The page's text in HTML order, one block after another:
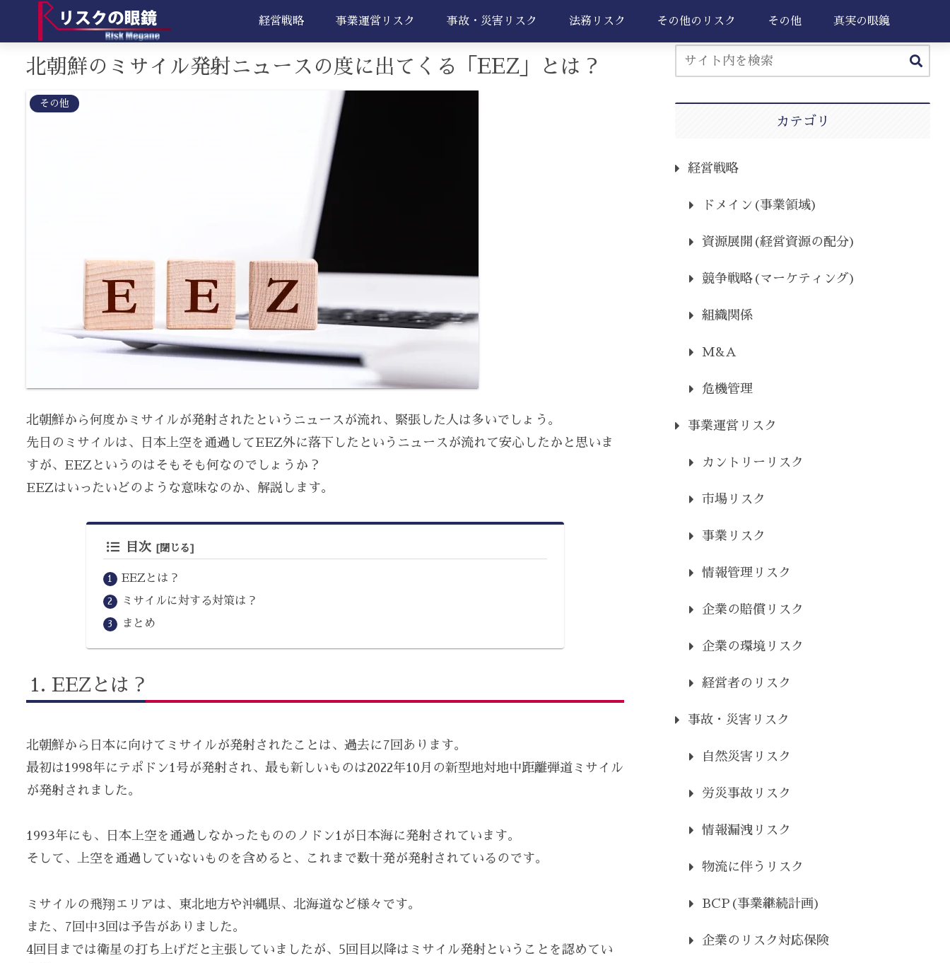
経営戦略 事業運営リスク 事故・災害リスク 法務リスク その他のリスク その他 真実の眼鏡
北朝鮮のミサイル発射ニュースの度に出てくる「EEZ」とは？
その他
北朝鮮から何度かミサイルが発射されたというニュースが流れ、緊張した人は多いでしょう。
先日のミサイルは、日本上空を通過してEEZ外に落下したというニュースが流れて安心したかと思いま
すが、EEZというのはそもそも何なのでしょうか？
EEZはいったいどのような意味なのか、解説します。
目次
EEZとは？
ミサイルに対する対策は？
まとめ
EEZとは？
北朝鮮から日本に向けてミサイルが発射されたことは、過去に7回あります。
最初は1998年にテポドン1号が発射され、最も新しいものは2022年10月の新型地対地中距離弾道ミサイル
が発射されました。
1993年にも、日本上空を通過しなかったもののノドン1が日本海に発射されています。
そして、上空を通過していないものを含めると、これまで数十発が発射されているのです。
ミサイルの飛翔エリアは、東北地方や沖縄県、北海道など様々です。
また、7回中3回は予告がありました。
4回目までは衛星の打ち上げだと主張していましたが、5回目以降はミサイル発射ということを認めてい
カテゴリ
経営戦略
ドメイン(事業領域)
資源展開(経営資源の配分)
競争戦略(マーケティング)
組織関係
M&A
危機管理
事業運営リスク
カントリーリスク
市場リスク
事業リスク
情報管理リスク
企業の賠償リスク
企業の環境リスク
経営者のリスク
事故・災害リスク
自然災害リスク
労災事故リスク
情報漏洩リスク
物流に伴うリスク
BCP(事業継続計画)
企業のリスク対応保険